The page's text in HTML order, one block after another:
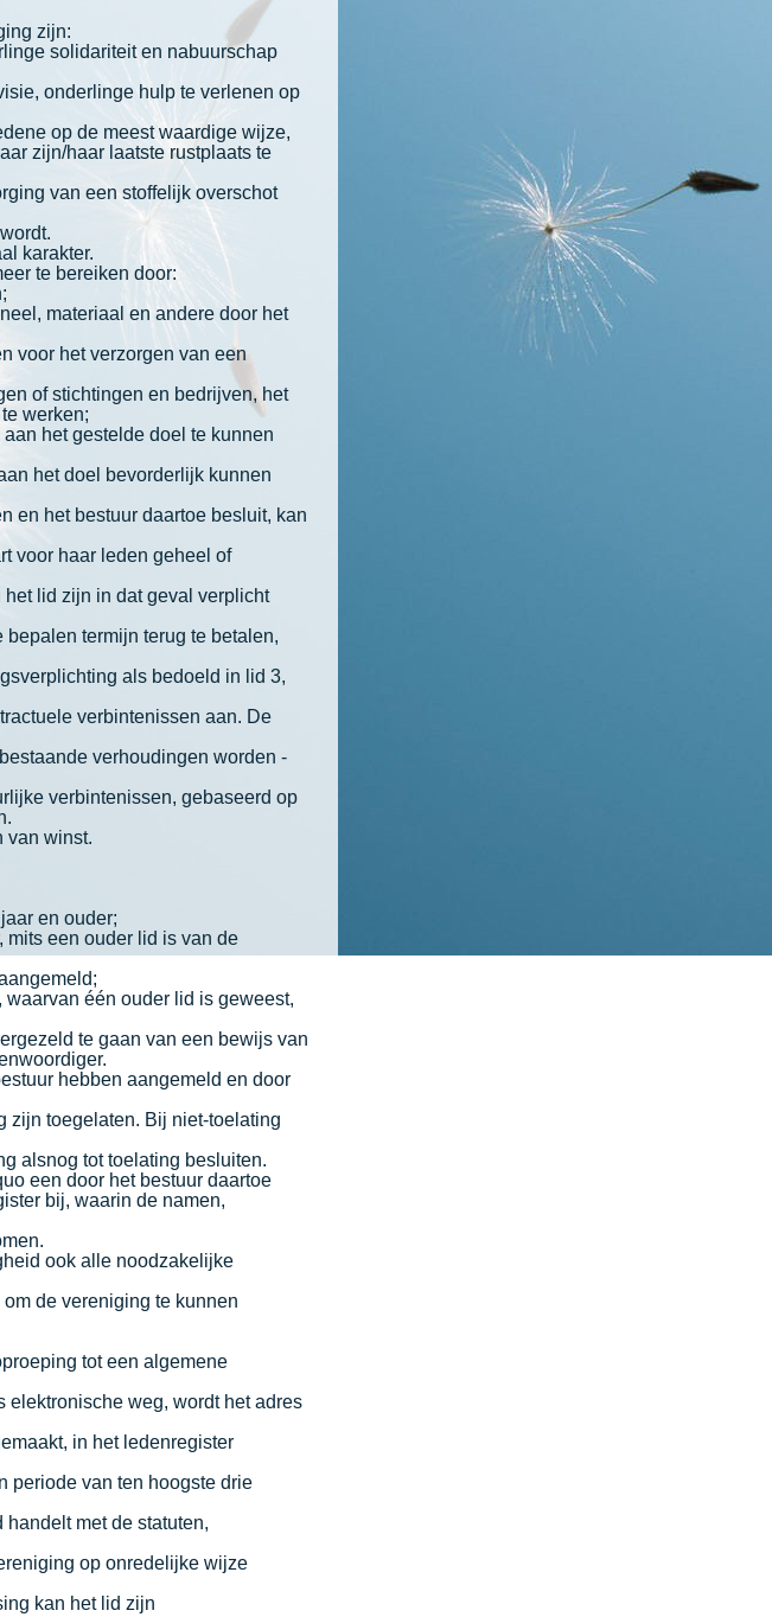
zijn:
solidariteit en nabuurschap
onderlinge hulp te verlenen op
op de meest waardige wijze,
zijn/haar laatste rustplaats te
van een stoffelijk overschot
karakter.
te bereiken door:
materiaal en andere door het
voor het verzorgen van een
of stichtingen en bedrijven, het
werken;
het gestelde doel te kunnen
het doel bevorderlijk kunnen
het bestuur daartoe besluit, kan
voor haar leden geheel of
lid zijn in dat geval verplicht
termijn terug te betalen,
als bedoeld in lid 3,
verbintenissen aan. De
verhoudingen worden -
verbintenissen, gebaseerd op
winst.
en ouder;
mits een ouder lid is van de
één ouder lid is geweest,
te gaan van een bewijs van
hebben aangemeld en door
zijn toegelaten. Bij niet-toelating
alsnog tot toelating besluiten.
een door het bestuur daartoe
bij, waarin de namen,
ook alle noodzakelijke
de vereniging te kunnen
tot een algemene
weg, wordt het adres
in het ledenregister
van ten hoogste drie
met de statuten,
op onredelijke wijze
kan het lid zijn